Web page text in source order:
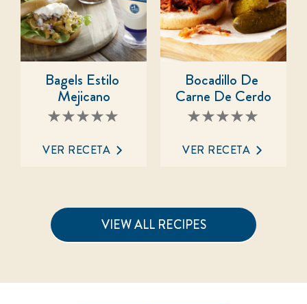
No
enviado
calificaciones
Bagels Estilo
Mejicano
VER RECETA
No
enviado
calificaciones
Bocadillo De
Carne De Cerdo
VER RECETA
VIEW ALL RECIPES